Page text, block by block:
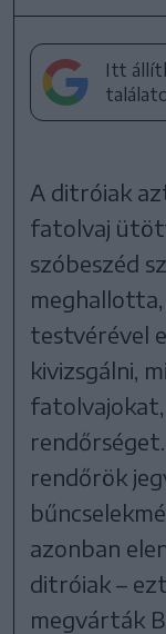
Itt
A ditróiak
fatolvaj
szóbeszéd
testvérével
kivizsgálni,
rendőrök
azonban
ditróiak –
megvárták